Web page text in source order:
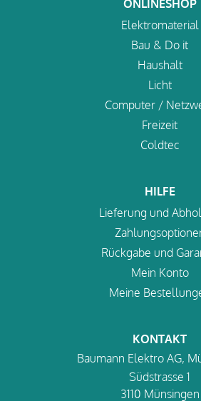
ONLINESHOP
Elektromaterial
Bau & Do it
Haushalt
Licht
Computer /
Freizeit
Coldtec
HILFE
Lieferung und
Rückgabe und
Mein Konto
Meine
KONTAKT
Baumann Elektro AG,
Südstrasse 1
3110 Münsingen